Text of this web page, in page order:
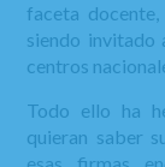
faceta
siendo invitado
centros
Todo ello ha
quieran saber